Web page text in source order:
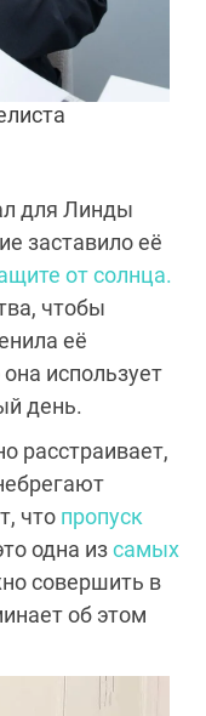
для Линды
заставило её
от солнца.
чтобы
её
использует
день.
расстраивает,
что пропуск
одна изсамых
совершить в
об этом